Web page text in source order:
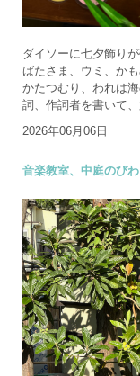
ダイソーに七夕飾り
ばたさま、ウミ、か
かたつむり、われは
詞、作詞者を書いて
2026年06月06日
音楽教室、中庭のびわ